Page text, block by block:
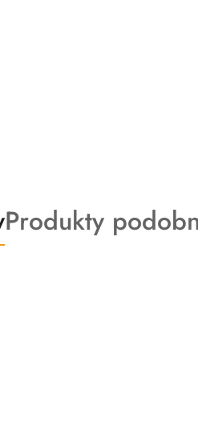
Produkty
o
Produkty